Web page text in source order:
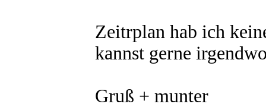
Zeitrplan hab ich
kannst gerne
Gruß + munter